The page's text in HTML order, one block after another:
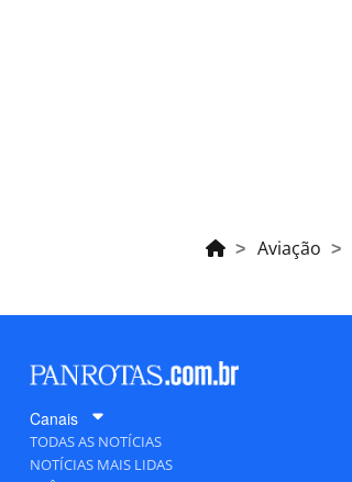
Aviação
Canais
TODAS AS NOTÍCIAS
NOTÍCIAS MAIS LIDAS